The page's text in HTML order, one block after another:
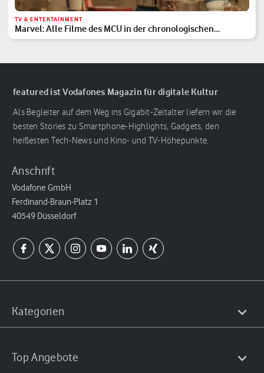
TV & ENTERTAINMENT
Marvel: Alle Filme des MCU in der chronologischen
Reihenfolge
featured ist Vodafones Magazin für digitale Kultur
Als Begleiter auf dem Weg ins Gigabit-Zeitalter liefern wir die
besten Stories zu Smartphone-Highlights, Gadgets, den
heißesten Tech-News und Kino- und TV-Höhepunkte.
Anschrift
Vodafone GmbH
Ferdinand-Braun-Platz 1
40549 Düsseldorf
Kategorien
Top Angebote